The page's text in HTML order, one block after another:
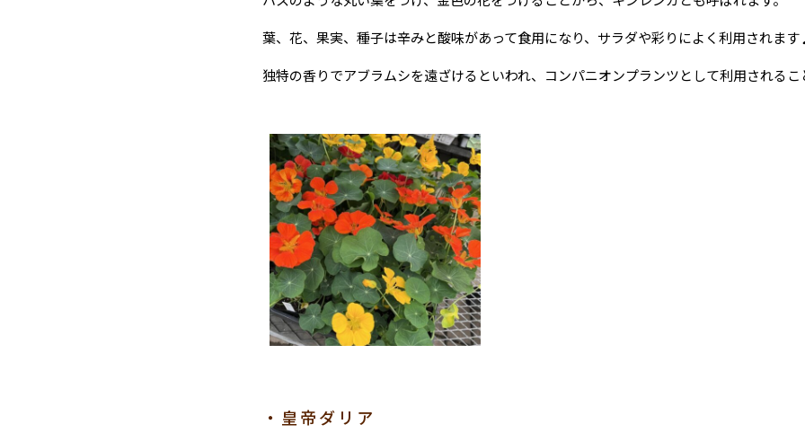
葉、花、果実、種子は辛みと酸味があって食用になり、サラダや彩りによく利用されま
独特の香りでアブラムシを遠ざけるといわれ、コンパニオンプランツとして利用される
・皇帝ダリア